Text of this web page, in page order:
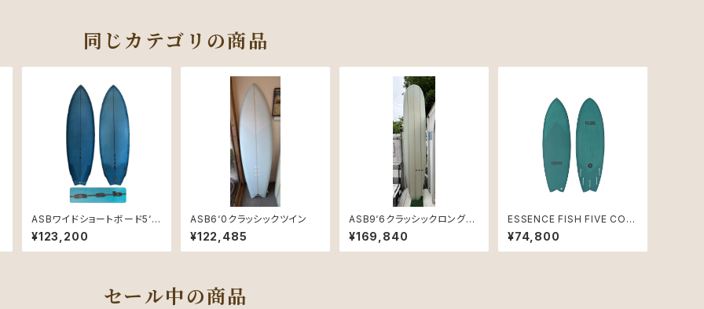
同じカテゴリの商品
ASBワイドショートボード5‘8
PUティント仕上げ
¥123,200
ASB6‘0クラッシックツイン
¥122,485
ASB9‘6クラッシックロングボ
ード3ストリンガー
¥169,840
ESSENCE FISH FIVE COL
OR 6'2｜フィッシュボード
¥74,800
セール中の商品